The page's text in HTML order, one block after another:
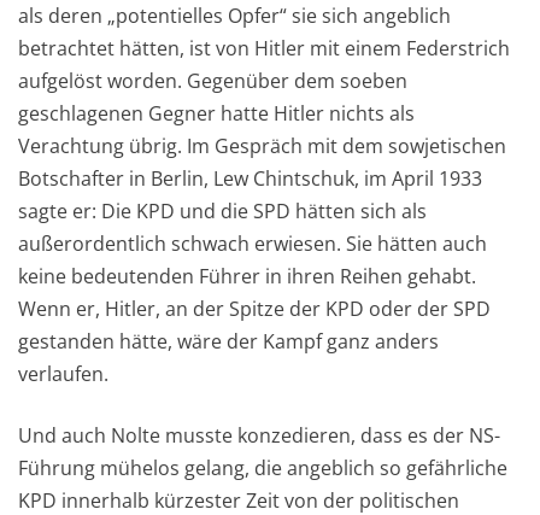
als deren „potentielles Opfer“ sie sich angeblich
betrachtet hätten, ist von Hitler mit einem Federstrich
aufgelöst worden. Gegenüber dem soeben
geschlagenen Gegner hatte Hitler nichts als
Verachtung übrig. Im Gespräch mit dem sowjetischen
Botschafter in Berlin, Lew Chintschuk, im April 1933
sagte er: Die KPD und die SPD hätten sich als
außerordentlich schwach erwiesen. Sie hätten auch
keine bedeutenden Führer in ihren Reihen gehabt.
Wenn er, Hitler, an der Spitze der KPD oder der SPD
gestanden hätte, wäre der Kampf ganz anders
verlaufen.
Und auch Nolte musste konzedieren, dass es der NS-
Führung mühelos gelang, die angeblich so gefährliche
KPD innerhalb kürzester Zeit von der politischen